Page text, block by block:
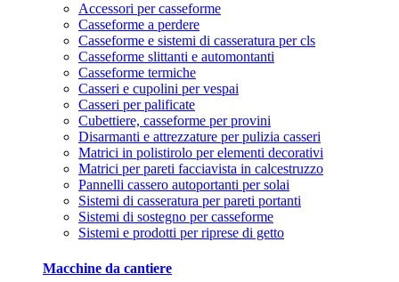
Accessori per casseforme
Casseforme a perdere
Casseforme e sistemi di casseratura per cls
Casseforme slittanti e automontanti
Casseforme termiche
Casseri e cupolini per vespai
Casseri per palificate
Cubettiere, casseforme per provini
Disarmanti e attrezzature per pulizia casseri
Matrici in polistirolo per elementi decorativi
Matrici per pareti facciavista in calcestruzzo
Pannelli cassero autoportanti per solai
Sistemi di casseratura per pareti portanti
Sistemi di sostegno per casseforme
Sistemi e prodotti per riprese di getto
Macchine da cantiere